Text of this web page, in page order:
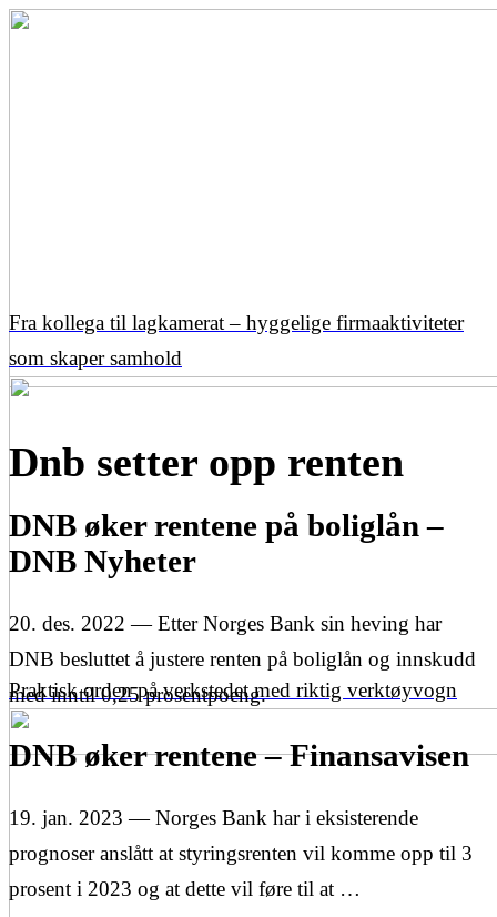
Fra kollega til lagkamerat – hyggelige firmaaktiviteter
som skaper samhold
Praktisk orden på verkstedet med riktig verktøyvogn
Dnb setter opp renten
DNB øker rentene på boliglån –
DNB Nyheter
20. des. 2022 — Etter Norges Bank sin heving har
DNB besluttet å justere renten på boliglån og innskudd
med inntil 0,25 prosentpoeng.
DNB øker rentene – Finansavisen
19. jan. 2023 — Norges Bank har i eksisterende
prognoser anslått at styringsrenten vil komme opp til 3
prosent i 2023 og at dette vil føre til at …